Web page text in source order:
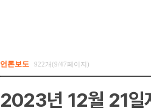
언론보도 922개(9/47페이지)
2023년 12월 21일